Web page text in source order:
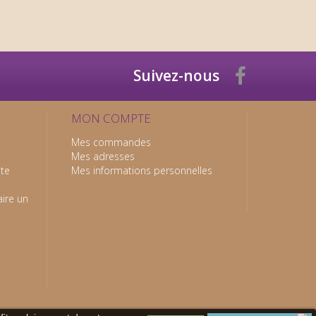
Suivez-nous
un
MON COMPTE
Mes commandes
Mes adresses
Mes informations personnelles